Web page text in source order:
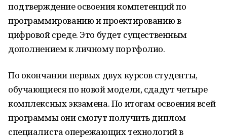
подтверждение освоения компетенций по
программированию и проектированию в
цифровой среде. Это будет существенным
дополнением к личному портфолио.
По окончании первых двух курсов студенты,
обучающиеся по новой модели, сдадут четыре
комплексных экзамена. По итогам освоения всей
программы они смогут получить диплом
специалиста опережающих технологий в